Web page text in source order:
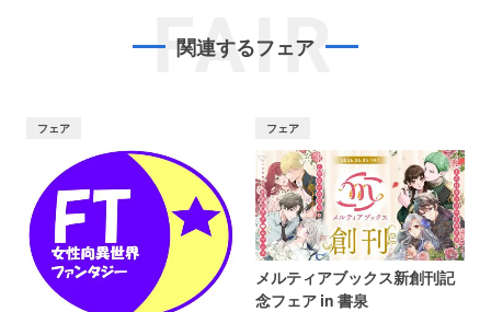
FAIR
関連するフェア
フェア フェア
メルティアブックス新創刊記
念フェア in 書泉